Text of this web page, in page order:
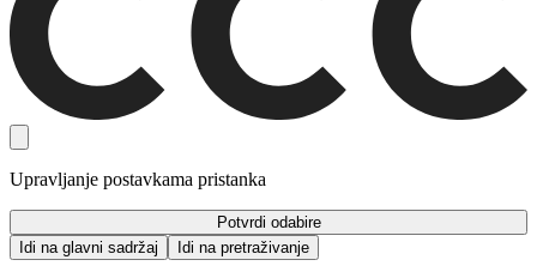
Upravljanje postavkama pristanka
Potvrdi odabire
Idi na glavni sadržaj
Idi na pretraživanje